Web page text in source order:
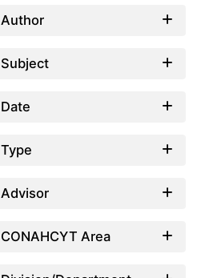
Author
Subject
Date
Type
Advisor
CONAHCYT Area